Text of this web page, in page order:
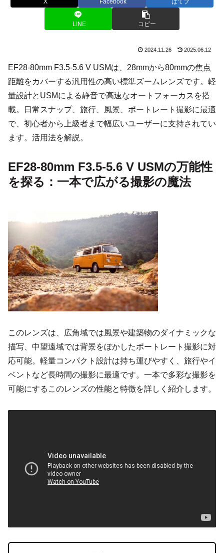
X Facebook はてブ
LINE コピー
2024.11.26 2025.06.12
EF28-80mm F3.5-5.6 V USMは、28mmから80mmの焦点
距離をカバーする汎用性の高い標準ズームレンズです。軽
量設計とUSMによる静音で高速なオートフォーカスを搭
載。日常スナップ、旅行、風景、ポートレート撮影に最適
で、初心者から上級者まで幅広いユーザーに支持されてい
ます。活用法を解説。
EF28-80mm F3.5-5.6 V USMの万能性
を探る：一本で広がる撮影の魔法
このレンズは、広角域では風景や建築物のダイナミックな
描写、中望遠域では背景をぼかしたポートレート撮影に対
応可能。軽量コンパクト設計は持ち運びやすく、旅行やイ
ベントなど長時間の撮影に最適です。一本で多彩な撮影を
可能にするこのレンズの性能と特徴を詳しく紹介します。